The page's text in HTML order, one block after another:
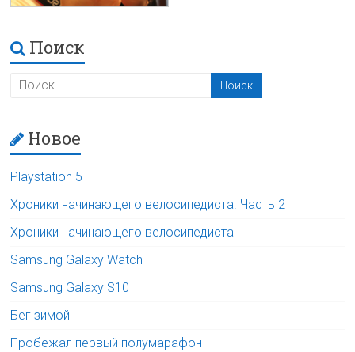
Поиск
Новое
Playstation 5
Хроники начинающего велосипедиста. Часть 2
Хроники начинающего велосипедиста
Samsung Galaxy Watch
Samsung Galaxy S10
Бег зимой
Пробежал первый полумарафон